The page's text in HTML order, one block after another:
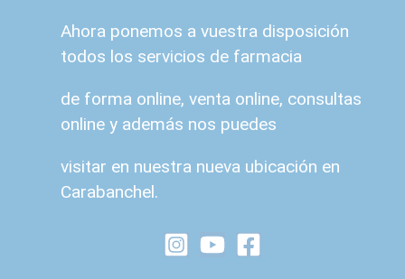
Ahora ponemos a vuestra disposición
todos los servicios de farmacia
de forma online, venta online, consultas
online y además nos puedes
visitar en nuestra nueva ubicación en
Carabanchel.